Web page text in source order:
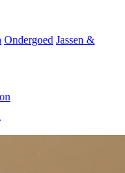
Ondergoed Jassen &